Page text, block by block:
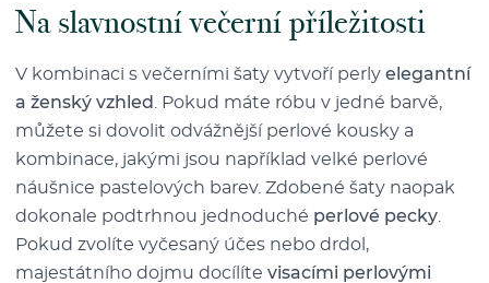
Na slavnostní večerní příležitosti
V kombinaci s večerními šaty vytvoří perly elegantní
a ženský vzhled
. Pokud máte róbu v jedné barvě,
můžete si dovolit odvážnější perlové kousky a
kombinace, jakými jsou například velké perlové
náušnice pastelových barev. Zdobené šaty naopak
dokonale podtrhnou jednoduché perlové pecky
Pokud zvolíte vyčesaný účes nebo drdol,
majestátního dojmu docílíte visacími perlovými